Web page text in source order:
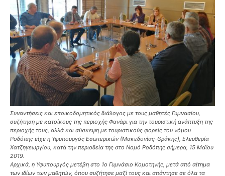
Συναντήσεις και εποικοδομητικός διάλογος με τους μαθητές Γυμνασίου,
συζήτηση με κατοίκους της περιοχής Φανάρι για την τουριστική ανάπτυξη της
περιοχής τους, αλλά και σύσκεψη με τουριστικούς φορείς του νόμου
Ροδόπης είχε η Υφυπουργός Εσωτερικών (Μακεδονίας-Θράκης), Ελευθερία
Χατζηγεωργίου, κατά την περιοδεία της στο Νομό Ροδόπης σήμερα, 15 Μαΐου
2019.
Αρχικά, η Υφυπουργός μετέβη στο 1ο Γυμνάσιο Κομοτηνής, μετά από αίτημα
των ιδίων των μαθητών, όπου συζήτησε μαζί τους και απάντησε σε όλα τα